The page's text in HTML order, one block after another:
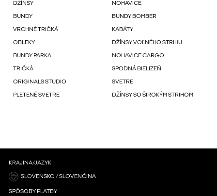
DŽÍNSY NOHAVICE
BUNDY BUNDY BOMBER
VRCHNÉ TRIČKÁ KABÁTY
OBLEKY DŽÍNSY VOĽNÉHO STRIHU
BUNDY PARKA NOHAVICE CARGO
TRIČKÁ SPODNÁ BIELIZEŇ
ORIGINALS STUDIO SVETRE
PLETENÉ SVETRE DŽÍNSY SO ŠIROKÝM STRIHOM
KRAJINA/JAZYK
SLOVENSKO / SLOVENČINA
SPÔSOBY PLATBY